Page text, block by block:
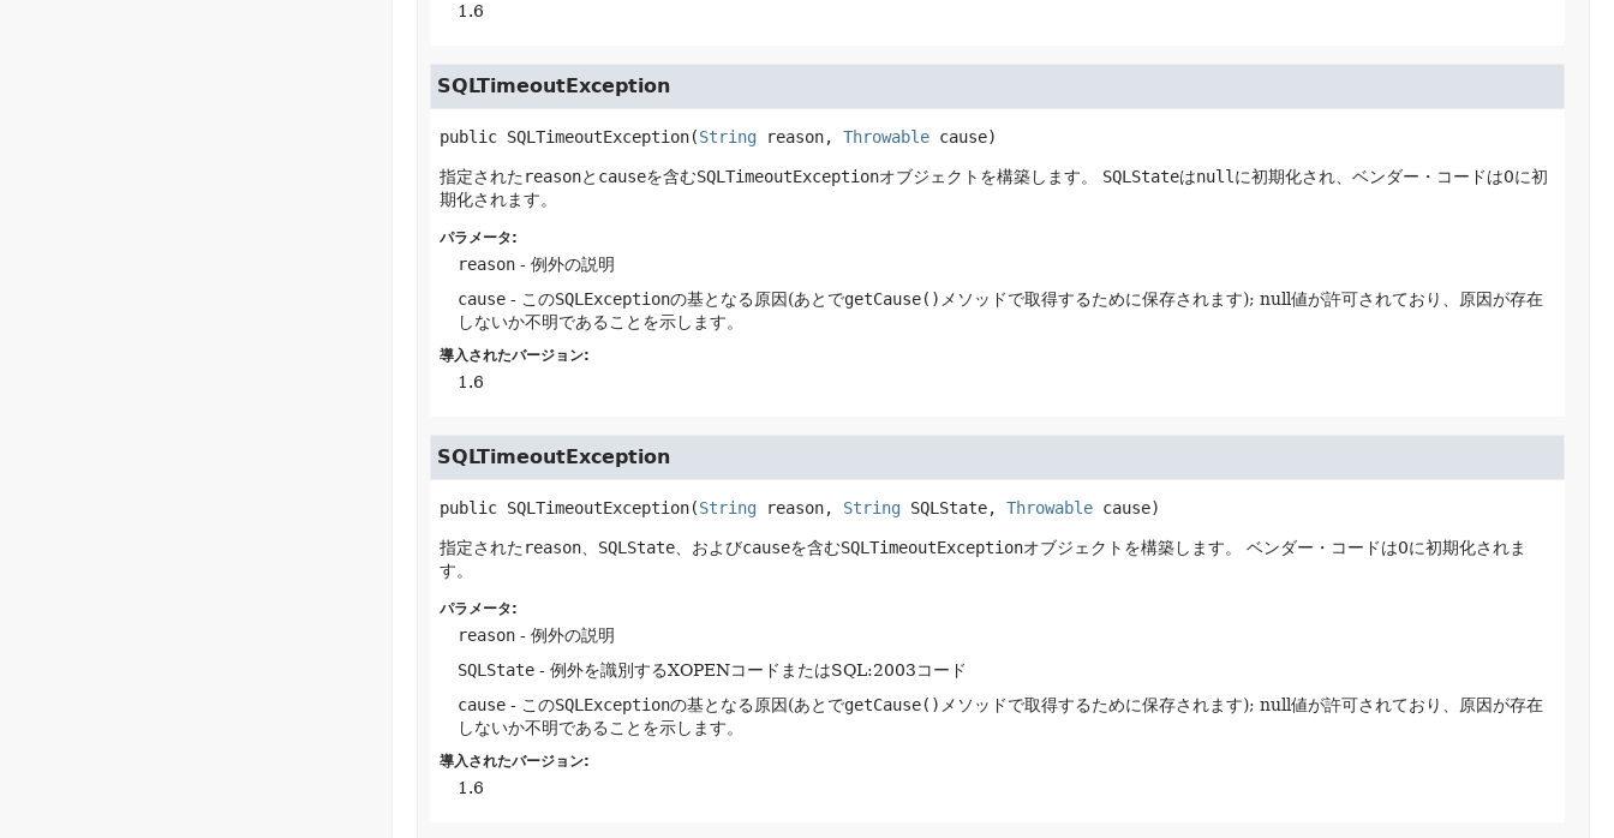
1.6
SQLTimeoutException
public SQLTimeoutException(String reason, Throwable cause)
指定された reasonと causeを含むSQLTimeoutExceptionオブジェクトを構築します。 SQLStateはnull に初期化され、ベンダー・コードは0に初
期化されます。
パラメータ:
reason- 例外の説明
cause- このSQLExceptionの基となる原因(あとでgetCause() メソッドで取得するために保存されます); null値が許可されており、原因が存在
しないか不明であることを示します。
導入されたバージョン:
1.6
SQLTimeoutException
public SQLTimeoutException(String reason, String SQLState, Throwable cause)
指定された reason、 SQLState、およびcauseを含むSQLTimeoutExceptionオブジェクトを構築します。
ベンダー・コードは0に初期化されま
す。
パラメータ:
reason- 例外の説明
SQLState- 例外を識別するXOPENコードまたはSQL:2003コード
cause- このSQLExceptionの基となる原因(あとでgetCause() メソッドで取得するために保存されます); null値が許可されており、原因が存在
しないか不明であることを示します。
導入されたバージョン:
1.6